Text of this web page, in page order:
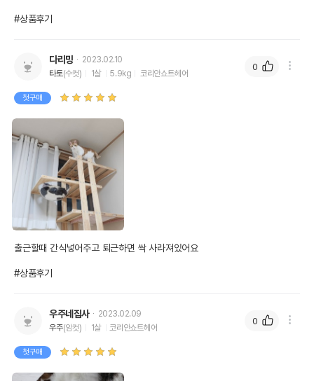
#상품후기
다리밍
2023.02.10
타토(수컷) 1살 5.9kg 코리안쇼트헤어
첫구매
출근할때 간식넣어주고 퇴근하면 싹 사라져있어요
#상품후기
0
우주네집사
2023.02.09
우주(암컷) 1살 코리안쇼트헤어
첫구매
0